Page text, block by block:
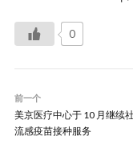
0
前一个
美京医疗中心于 10 月继续
流感疫苗接种服务